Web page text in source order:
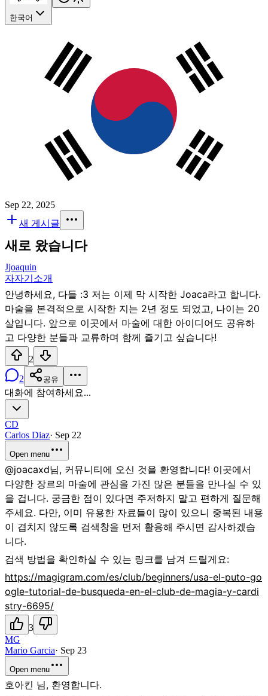
한국어
Sep 22, 2025
새 게시글
새로 왔습니다
Jjoaquin
자자기소개
안녕하세요, 다들 :3 저는 이제 막 시작한 Joaca라고 합니다.
마술을 본격적으로 시작한 지는 2년 정도 되었고, 나이는 20
살입니다. 앞으로 이곳에서 마술에 대한 아이디어도 공유하
고 다양한 분들과 교류하며 함께 즐기고 싶습니다!
2
2
공유
대화에 참여하세요...
CD
Carlos Diaz· Sep 22
Open menu
@joacaxd님, 커뮤니티에 오신 것을 환영합니다! 이곳에서
다양한 장르의 마술에 관심을 가진 많은 분들을 만나실 수 있
을 겁니다. 궁금한 점이 있다면 주저하지 말고 편하게 질문해
주세요. 다만, 이미 유용한 자료들이 많이 있으니 중복된 내용
이 겹치지 않도록 검색창을 먼저 활용해 주시면 감사하겠습
니다.
검색 방법을 확인하실 수 있는 링크를 남겨 드릴게요:
https://magigram.com/es/club/beginners/usa-el-puto-go
ogle-tutorial-de-busqueda-en-el-club-de-magia-y-cardi
stry-6695/
3
MG
Mario Garcia· Sep 23
Open menu
호아킨 님, 환영합니다.